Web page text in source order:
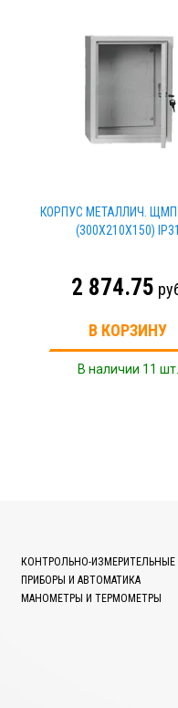
КОРПУС МЕТАЛЛИЧ.
(300Х210Х150) IP31
2 874.75
В КОРЗИНУ
В наличии 11 шт.
КОНТРОЛЬНО-ИЗМЕРИТЕЛЬНЫЕ
ПРИБОРЫ И АВТОМАТИКА
МАНОМЕТРЫ И ТЕРМОМЕТРЫ